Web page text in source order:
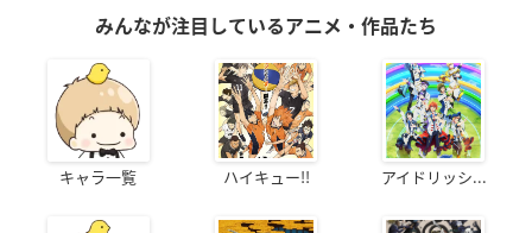
みんなが注目しているアニメ・作品たち
キャラ一覧 ハイキュー!! アイドリッシ...